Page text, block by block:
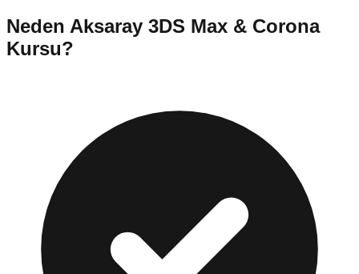
Neden Aksaray 3DS Max & Corona
Kursu?